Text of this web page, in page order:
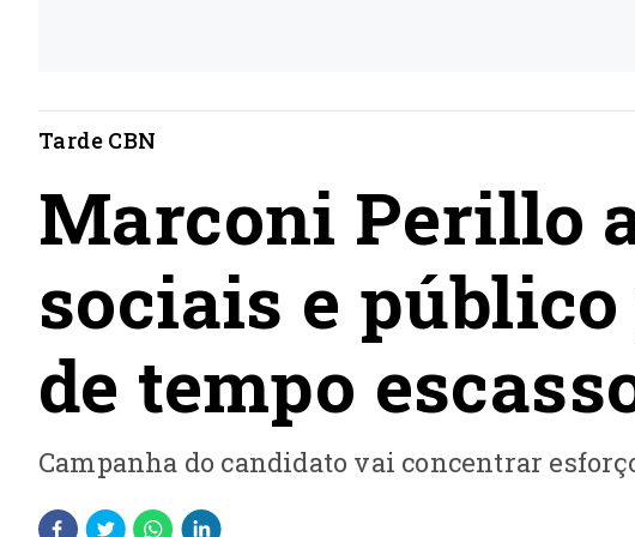
Tarde CBN
Marconi Perillo
sociais e
de tempo
Campanha do candidato vai concentrar